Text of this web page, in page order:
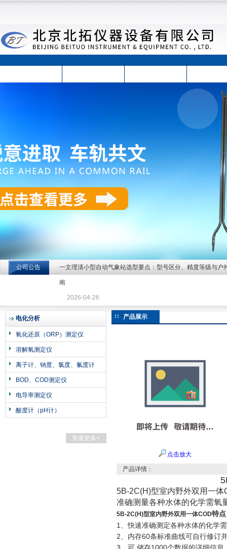
北京北拓仪器设备有限公司
公司公告 一文理清小型自动气象站选型要点：型号区分、精度等级与户
南
2026-04-26
电化分析
氧化还原（ORP）测定仪
溶解氧测定仪
离子计、钠度、氯度、氟度计
BOD、COD测定仪
电导率测定仪
酸度计（pH计）
查看更多+
产品展示
点击放大
产品详情：
5B-2C(H)型室内野外双用一
准确测量各种水体的化学需氧
5B-2C(H)型室内野外双用一体COD特
1、快速准确测定各种水体的化学
2、内存60条标准曲线可自行修订